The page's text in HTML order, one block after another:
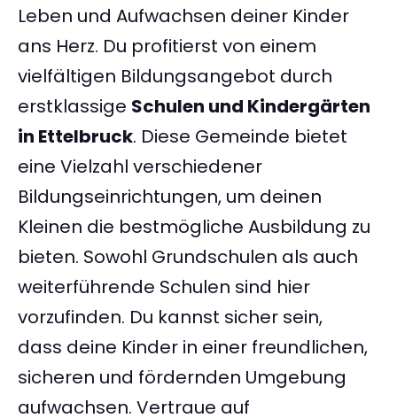
Leben und Aufwachsen deiner Kinder
ans Herz. Du profitierst von einem
vielfältigen Bildungsangebot durch
erstklassige Schulen und Kindergärten
in Ettelbruck. Diese Gemeinde bietet
eine Vielzahl verschiedener
Bildungseinrichtungen, um deinen
Kleinen die bestmögliche Ausbildung zu
bieten. Sowohl Grundschulen als auch
weiterführende Schulen sind hier
vorzufinden. Du kannst sicher sein,
dass deine Kinder in einer freundlichen,
sicheren und fördernden Umgebung
aufwachsen. Vertraue auf